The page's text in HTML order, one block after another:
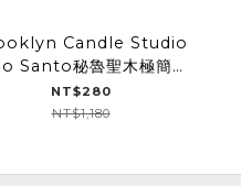
Candle Studio
Santo秘魯聖木極簡香
氛蠟燭
NT$280
NT$1,180